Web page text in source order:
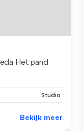
Het pand
Studio
Bekijk meer